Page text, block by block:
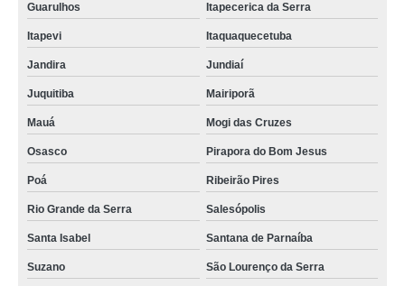
Guarulhos Itapecerica da Serra
Itapevi Itaquaquecetuba
Jandira Jundiaí
Juquitiba Mairiporã
Mauá Mogi das Cruzes
Osasco Pirapora do Bom Jesus
Poá Ribeirão Pires
Rio Grande da Serra Salesópolis
Santa Isabel Santana de Parnaíba
Suzano São Lourenço da Serra